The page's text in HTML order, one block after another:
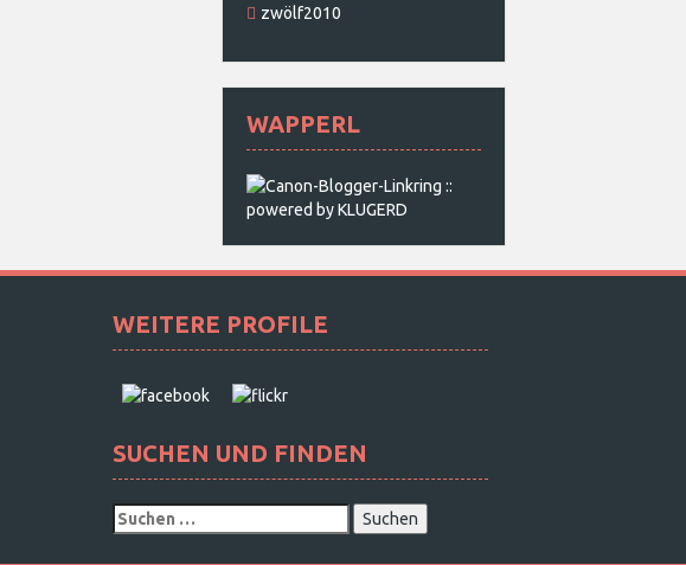
zwölf2010
WAPPERL
WEITERE PROFILE
SUCHEN UND FINDEN
Suche
nach: